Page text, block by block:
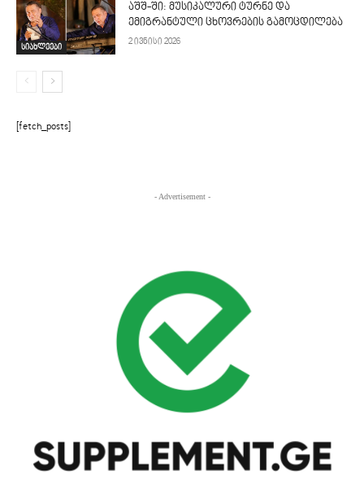
სიახლეები
აშშ-ში: მუსიკალური ტურნე და
ემიგრანტული ცხოვრების გამოცდილება
2 ივნისი 2026
[fetch_posts]
- Advertisement -